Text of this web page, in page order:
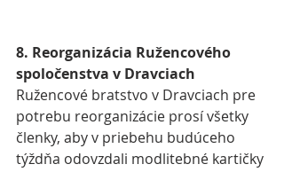
8. Reorganizácia Ružencového
spoločenstva v Dravciach
Ružencové bratstvo v Dravciach pre
potrebu reorganizácie prosí všetky
členky, aby v priebehu budúceho
týždňa odovzdali modlitebné kartičky